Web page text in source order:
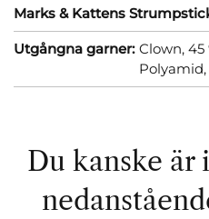
Marks & Kattens
Utgångna garner: Clown, 45
Polyamid,
Du kanske är